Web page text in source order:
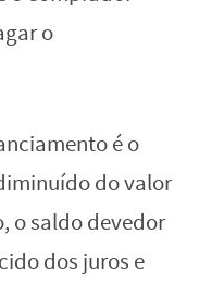
o
é o
do valor
o saldo devedor
dos juros e